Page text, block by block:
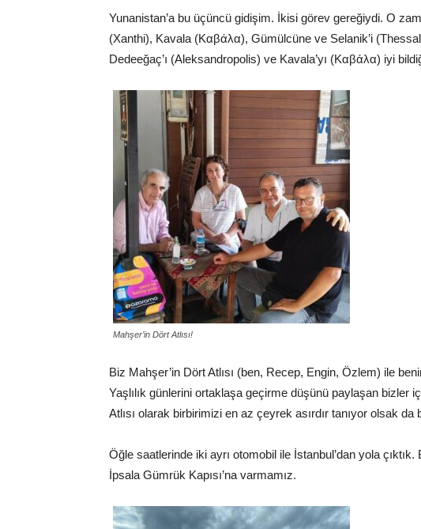
Yunanistan’a bu üçüncü gidişim. İkisi görev gereğiydi. O
(Xanthi), Kavala (Καβάλα), Gümülcüne ve Selanik’i
Dedeeğaç’ı (Aleksandropolis) ve Kavala’yı (Καβάλα) iyi
Mahşer’in Dört Atlısı!
Biz Mahşer’in Dört Atlısı (ben, Recep, Engin, Özlem) ile
Yaşlılık günlerini ortaklaşa geçirme düşünü paylaşan bizler
Atlısı olarak birbirimizi en az çeyrek asırdır tanıyor olsak
Öğle saatlerinde iki ayrı otomobil ile İstanbul’dan yola
İpsala Gümrük Kapısı’na varmamız.